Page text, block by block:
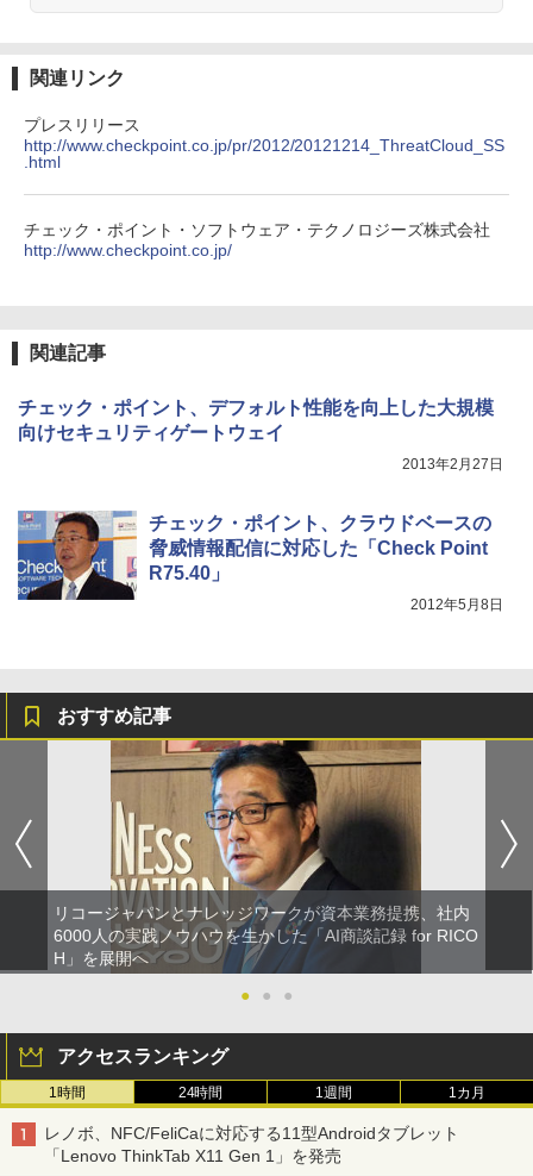
関連リンク
プレスリリース
http://www.checkpoint.co.jp/pr/2012/20121214_ThreatCloud_SS
.html
チェック・ポイント・ソフトウェア・テクノロジーズ株式会社
http://www.checkpoint.co.jp/
関連記事
チェック・ポイント、デフォルト性能を向上した大規模
向けセキュリティゲートウェイ
2013年2月27日
チェック・ポイント、クラウドベースの
脅威情報配信に対応した「Check Point
R75.40」
2012年5月8日
おすすめ記事
リコージャパンとナレッジワークが資本業務提携、社内
6000人の実践ノウハウを生かした「AI商談記録 for RICO
H」を展開へ
●
● ●
アクセスランキング
1時間 24時間 1週間 1カ月
レノボ、NFC/FeliCaに対応する11型Androidタブレット
「Lenovo ThinkTab X11 Gen 1」を発売